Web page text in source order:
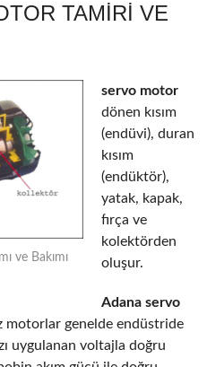
TAMIRI VE
ve Bakımı
servo motor
dönen kısım
(endüvi), duran
kısım
(endüktör),
yatak, kapak,
fırça ve
kolektörden
oluşur.
Adana servo
motorlar genelde endüstride
uygulanan voltajla doğru